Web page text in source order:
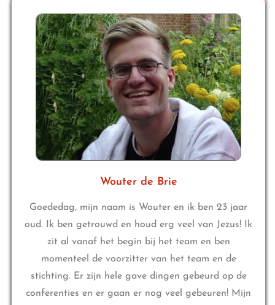
Wouter de Brie
Goededag, mijn naam is Wouter en ik ben 23 jaar
oud. Ik ben getrouwd en houd erg veel van Jezus! Ik
zit al vanaf het begin bij het team en ben
momenteel de voorzitter van het team en de
stichting. Er zijn hele gave dingen gebeurd op de
conferenties en er gaan er nog veel gebeuren! Mijn